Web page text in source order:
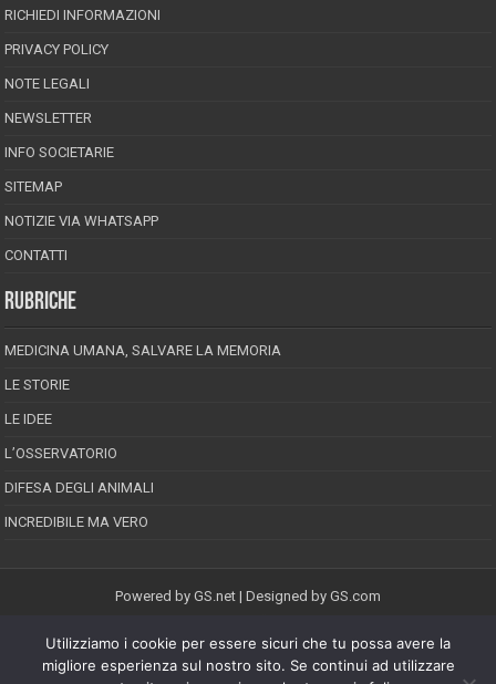
RICHIEDI INFORMAZIONI
PRIVACY POLICY
NOTE LEGALI
NEWSLETTER
INFO SOCIETARIE
SITEMAP
NOTIZIE VIA WHATSAPP
CONTATTI
RUBRICHE
MEDICINA UMANA, SALVARE LA MEMORIA
LE STORIE
LE IDEE
L’OSSERVATORIO
DIFESA DEGLI ANIMALI
INCREDIBILE MA VERO
Powered by GS.net | Designed by GS.com
EPINEION EDITRICE S.R.L.P.Iva 02008710689
Registrazione Tribunale di Pescara reg. speciale della stampa n.08/2012
Utilizziamo i cookie per essere sicuri che tu possa avere la
migliore esperienza sul nostro sito. Se continui ad utilizzare